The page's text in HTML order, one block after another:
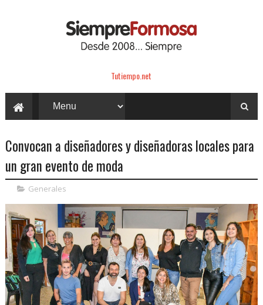
Tutiempo.net
Convocan a diseñadores y diseñadoras locales para
un gran evento de moda
Generales